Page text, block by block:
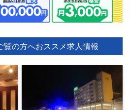
覧の方へおススメ求人情報